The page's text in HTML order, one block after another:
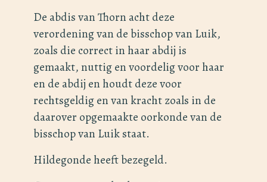
De abdis van Thorn acht deze
verordening van de bisschop van Luik,
zoals die correct in haar abdij is
gemaakt, nuttig en voordelig voor haar
en de abdij en houdt deze voor
rechtsgeldig en van kracht zoals in de
daarover opgemaakte oorkonde van de
bisschop van Luik staat.
Hildegonde heeft bezegeld.